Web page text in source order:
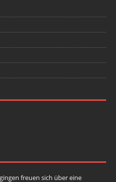
freuen sich über eine